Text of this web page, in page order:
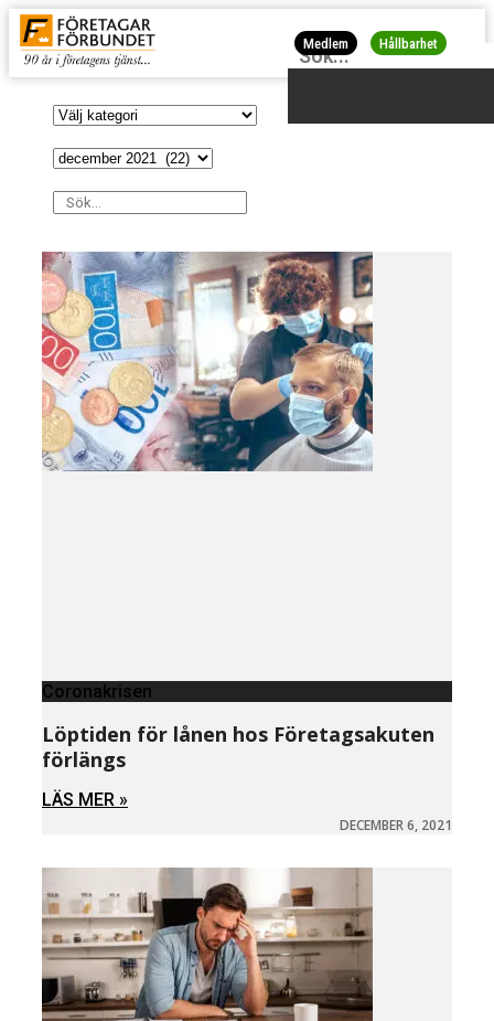
Medlem Hållbarhet
Coronakrisen
Löptiden för lånen hos Företagsakuten
förlängs
LÄS MER »
DECEMBER 6, 2021